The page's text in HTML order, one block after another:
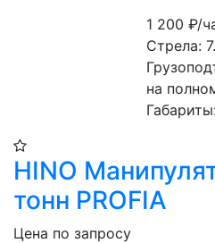
1 200₽/
Стрела:
на
HINO
тонн PROFIA
Цена по запросу